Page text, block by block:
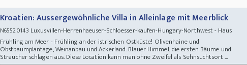
Kroatien: Aussergewöhnliche Villa in Alleinlage mit Meerblick
N65520143 Luxusvillen-Herrenhaeuser-Schloesser-kaufen-Hungary-Northwest - Haus
Frühling am Meer - Frühling an der istrischen Ostküste! Olivenhaine und
Obstbaumplantage, Weinanbau und Ackerland. Blauer Himmel, die ersten Bäume und
Sträucher schlagen aus. Diese Location kann man ohne Zweifel als Sehnsuchtsort ...